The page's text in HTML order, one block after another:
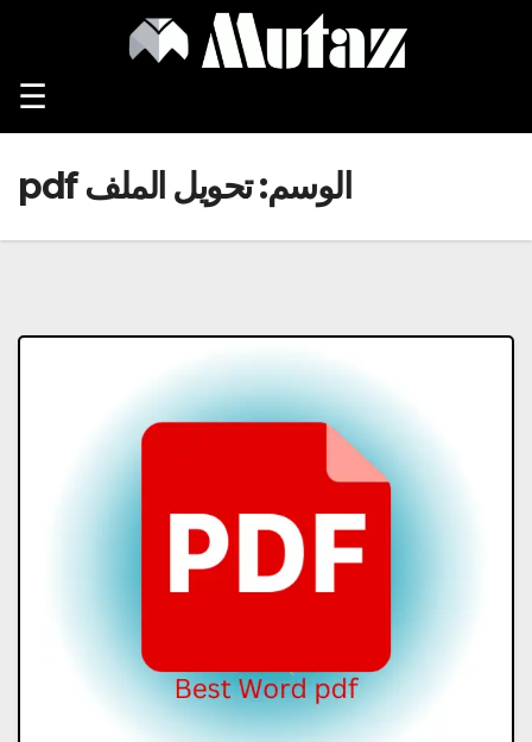
☰
الوسم:تحويل الملف pdf